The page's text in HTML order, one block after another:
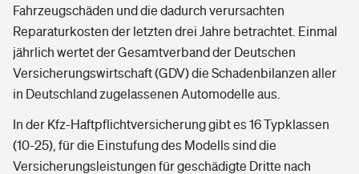
Fahrzeugschäden und die dadurch verursachten
Reparaturkosten der letzten drei Jahre betrachtet. Einmal
jährlich wertet der Gesamtverband der Deutschen
Versicherungswirtschaft (GDV) die Schadenbilanzen aller
in Deutschland zugelassenen Automodelle aus.
In der Kfz-Haftpflichtversicherung gibt es 16 Typklassen
(10-25), für die Einstufung des Modells sind die
Versicherungsleistungen für geschädigte Dritte nach